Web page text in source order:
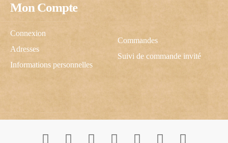
Mon Compte
Connexion
Adresses
Informations personnelles
Commandes
Suivi de commande invité
C'est cadeau !
Une inscription, -10% pour vous !